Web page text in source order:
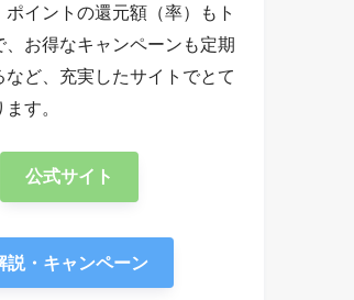
ポイントの還元額（率）もト
、お得なキャンペーンも定期
など、充実したサイトでとて
す。
公式サイト
説・キャンペーン